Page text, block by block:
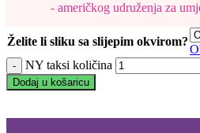
- američkog udruženja za
Želite li sliku sa slijepim okvirom?
NY taksi količina
Dodaj u košaricu